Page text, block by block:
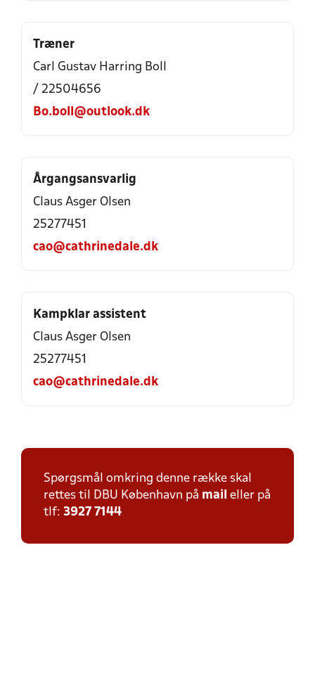
Træner
Carl Gustav Harring Boll
/ 22504656
Bo.boll@outlook.dk
Årgangsansvarlig
Claus Asger Olsen
25277451
cao@cathrinedale.dk
Kampklar assistent
Claus Asger Olsen
25277451
cao@cathrinedale.dk
Spørgsmål omkring denne række skal
rettes til DBU København på mail eller på
tlf: 3927 7144